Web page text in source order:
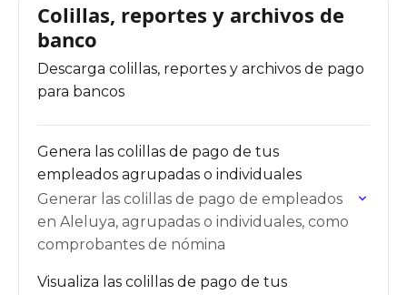
Colillas, reportes y archivos de
banco
Descarga colillas, reportes y archivos de pago
para bancos
Genera las colillas de pago de tus
empleados agrupadas o individuales
Generar las colillas de pago de empleados
en Aleluya, agrupadas o individuales, como
comprobantes de nómina
Visualiza las colillas de pago de tus